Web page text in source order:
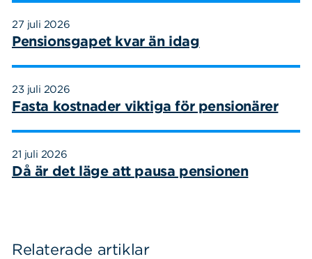
27 juli 2026
Pensionsgapet kvar än idag
23 juli 2026
Fasta kostnader viktiga för pensionärer
21 juli 2026
Då är det läge att pausa pensionen
Relaterade artiklar